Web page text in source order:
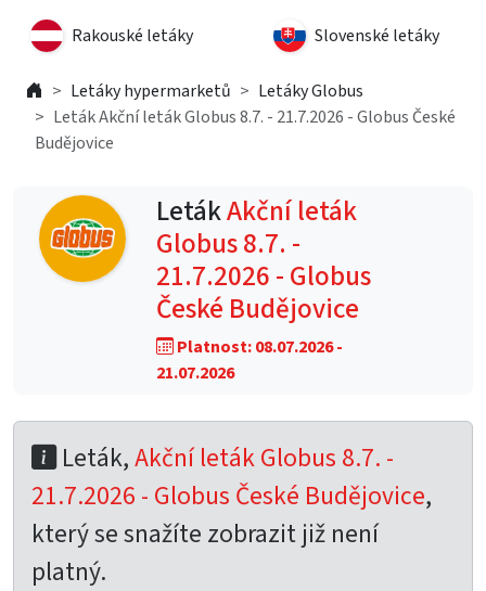
Rakouské letáky Slovenské letáky
Letáky hypermarketů
Letáky Globus
Leták Akční leták Globus 8.7. - 21.7.2026 - Globus České
Budějovice
LetákAkční leták
Globus 8.7. -
21.7.2026 - Globus
České Budějovice
Platnost: 08.07.2026 -
21.07.2026
Leták,Akční leták Globus 8.7. -
21.7.2026 - Globus České Budějovice,
který se snažíte zobrazit již není
platný.